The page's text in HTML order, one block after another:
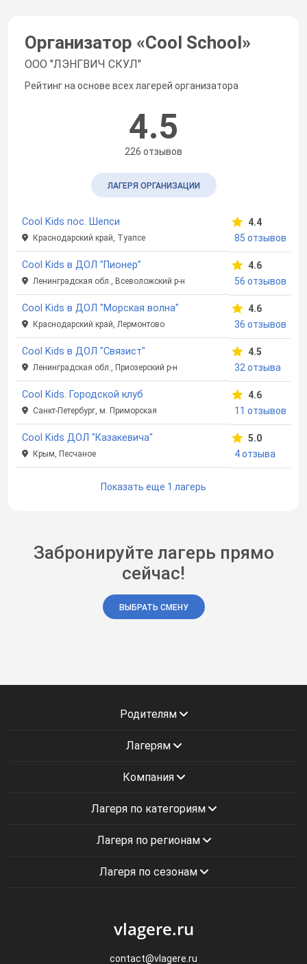
Организатор «Cool School»
ООО "ЛЭНГВИЧ СКУЛ"
Рейтинг на основе всех лагерей организатора
4.5
226 отзывов
ЛАГЕРЯ ОРГАНИЗАЦИИ
Cool Kids пос. Шепси
Краснодарский край, Туапсе
4.4
85 отзывов
Cool Kids в ДОЛ "Пионер"
Ленинградская обл., Всеволожский р-н
4.6
56 отзывов
Cool Kids в ДОЛ "Морская волна"
Краснодарский край, Лермонтово
4.6
36 отзывов
Cool Kids в ДОЛ "Связист"
Ленинградская обл., Приозерский р-н
4.5
32 отзыва
Cool Kids. Городской клуб
Санкт-Петербург, м. Приморская
4.6
11 отзывов
Cool Kids ДОЛ "Казакевича"
Крым, Песчаное
5.0
4 отзыва
Показать еще 1 лагерь
Забронируйте лагерь прямо
сейчас!
ВЫБРАТЬ СМЕНУ
Родителям
Лагерям
Компания
Лагеря по категориям
Лагеря по регионам
Лагеря по сезонам
vlagere.ru
contact@vlagere.ru